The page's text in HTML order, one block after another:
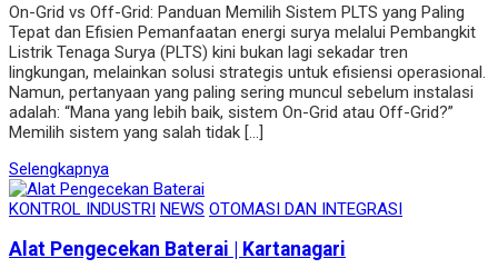
On-Grid vs Off-Grid: Panduan Memilih Sistem PLTS yang Paling
Tepat dan Efisien Pemanfaatan energi surya melalui Pembangkit
Listrik Tenaga Surya (PLTS) kini bukan lagi sekadar tren
lingkungan, melainkan solusi strategis untuk efisiensi operasional.
Namun, pertanyaan yang paling sering muncul sebelum instalasi
adalah: “Mana yang lebih baik, sistem On-Grid atau Off-Grid?”
Memilih sistem yang salah tidak […]
Selengkapnya
KONTROL INDUSTRI NEWS OTOMASI DAN INTEGRASI
Alat Pengecekan Baterai | Kartanagari